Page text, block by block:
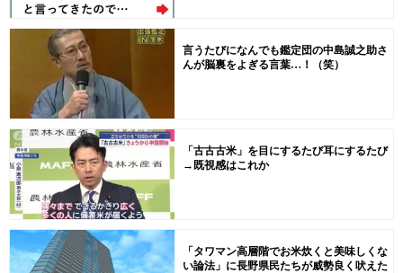
言うたびになんでも鑑定団の中島誠之助さ
んが脳裏をよぎる言葉…！（笑）
「古古古米」を目にするたび耳にするたび
→既視感はこれか
「タワマン高層階でお米炊くと美味しくな
い論法」に長野県民たちが威勢良く吠えた